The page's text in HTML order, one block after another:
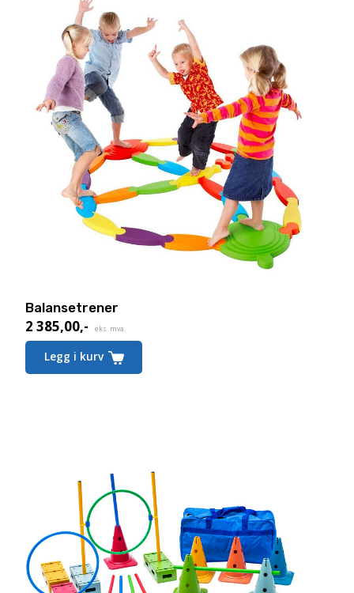
Balansetrener
2 385,00,- eks. mva.
Legg i kurv